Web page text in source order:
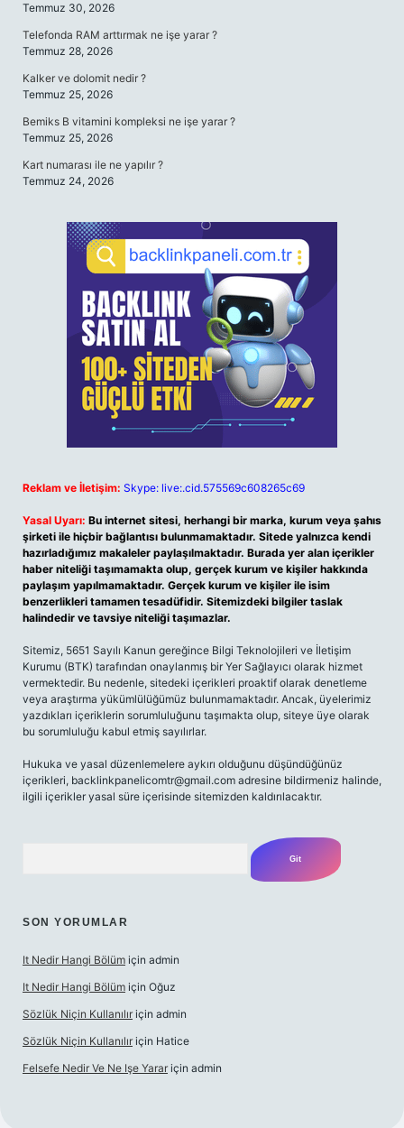
Temmuz 30, 2026
Telefonda RAM arttırmak ne işe yarar ?
Temmuz 28, 2026
Kalker ve dolomit nedir ?
Temmuz 25, 2026
Bemiks B vitamini kompleksi ne işe yarar ?
Temmuz 25, 2026
Kart numarası ile ne yapılır ?
Temmuz 24, 2026
Reklam ve İletişim: Skype: live:.cid.575569c608265c69
Yasal Uyarı: Bu internet sitesi, herhangi bir marka, kurum veya şahıs
şirketi ile hiçbir bağlantısı bulunmamaktadır. Sitede yalnızca kendi
hazırladığımız makaleler paylaşılmaktadır. Burada yer alan içerikler
haber niteliği taşımamakta olup, gerçek kurum ve kişiler hakkında
paylaşım yapılmamaktadır. Gerçek kurum ve kişiler ile isim
benzerlikleri tamamen tesadüfidir. Sitemizdeki bilgiler taslak
halindedir ve tavsiye niteliği taşımazlar.
Sitemiz, 5651 Sayılı Kanun gereğince Bilgi Teknolojileri ve İletişim
Kurumu (BTK) tarafından onaylanmış bir Yer Sağlayıcı olarak hizmet
vermektedir. Bu nedenle, sitedeki içerikleri proaktif olarak denetleme
veya araştırma yükümlülüğümüz bulunmamaktadır. Ancak, üyelerimiz
yazdıkları içeriklerin sorumluluğunu taşımakta olup, siteye üye olarak
bu sorumluluğu kabul etmiş sayılırlar.
Hukuka ve yasal düzenlemelere aykırı olduğunu düşündüğünüz
içerikleri, backlinkpanelicomtr@gmail.com adresine bildirmeniz halinde,
ilgili içerikler yasal süre içerisinde sitemizden kaldırılacaktır.
SON YORUMLAR
It Nedir Hangi Bölüm için admin
It Nedir Hangi Bölüm için Oğuz
Sözlük Niçin Kullanılır için admin
Sözlük Niçin Kullanılır için Hatice
Felsefe Nedir Ve Ne Işe Yarar için admin